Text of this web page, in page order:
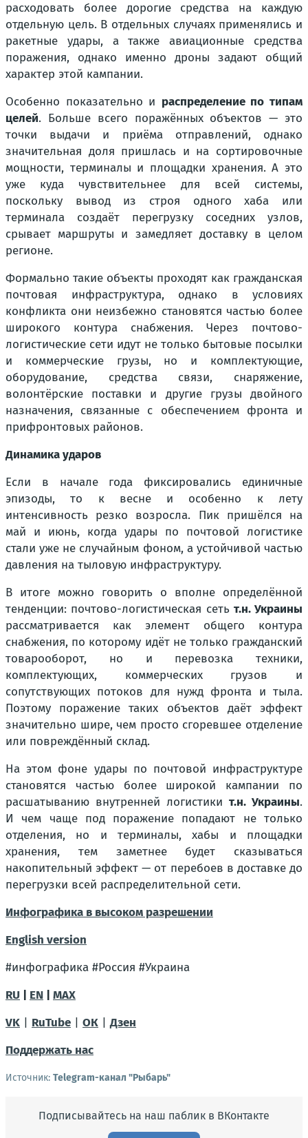
расходовать более дорогие средства на каждую
отдельную цель. В отдельных случаях применялись и
ракетные удары, а также авиационные средства
поражения, однако именно дроны задают общий
характер этой кампании.
Особенно показательно и распределение по типам
целей. Больше всего поражённых объектов — это
точки выдачи и приёма отправлений, однако
значительная доля пришлась и на сортировочные
мощности, терминалы и площадки хранения. А это
уже куда чувствительнее для всей системы,
поскольку вывод из строя одного хаба или
терминала создаёт перегрузку соседних узлов,
срывает маршруты и замедляет доставку в целом
регионе.
Формально такие объекты проходят как гражданская
почтовая инфраструктура, однако в условиях
конфликта они неизбежно становятся частью более
широкого контура снабжения. Через почтово-
логистические сети идут не только бытовые посылки
и коммерческие грузы, но и комплектующие,
оборудование, средства связи, снаряжение,
волонтёрские поставки и другие грузы двойного
назначения, связанные с обеспечением фронта и
прифронтовых районов.
Динамика ударов
Если в начале года фиксировались единичные
эпизоды, то к весне и особенно к лету
интенсивность резко возросла. Пик пришёлся на
май и июнь, когда удары по почтовой логистике
стали уже не случайным фоном, а устойчивой частью
давления на тыловую инфраструктуру.
В итоге можно говорить о вполне определённой
тенденции: почтово-логистическая сеть т.н. Украины
рассматривается как элемент общего контура
снабжения, по которому идёт не только гражданский
товарооборот, но и перевозка техники,
комплектующих, коммерческих грузов и
сопутствующих потоков для нужд фронта и тыла.
Поэтому поражение таких объектов даёт эффект
значительно шире, чем просто сгоревшее отделение
или повреждённый склад.
На этом фоне удары по почтовой инфраструктуре
становятся частью более широкой кампании по
расшатыванию внутренней логистики т.н. Украины.
И чем чаще под поражение попадают не только
отделения, но и терминалы, хабы и площадки
хранения, тем заметнее будет сказываться
накопительный эффект — от перебоев в доставке до
перегрузки всей распределительной сети.
Инфографика в высоком разрешении
English version
#инфографика #Россия #Украина
RU
EN
MAX
VK
RuTube ОК |Дзен
Поддержать нас
Источник: Telegram-канал "Рыбарь"
Подписывайтесь на наш паблик в ВКонтакте